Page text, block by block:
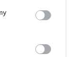
You may click to
party tags to
in below Google